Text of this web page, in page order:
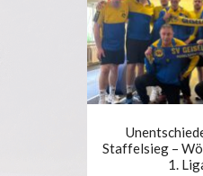
Staffelsieg –
1.